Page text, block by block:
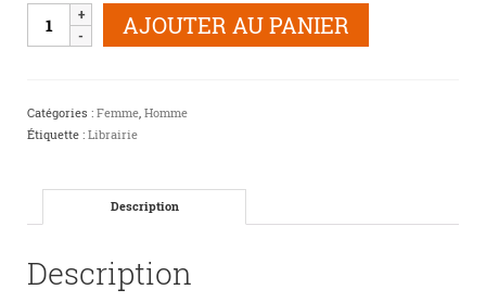
quantité
serai
noire
Maya
AJOUTER AU PANIER
Catégories : Femme Homme
Étiquette : Librairie
Description
Description